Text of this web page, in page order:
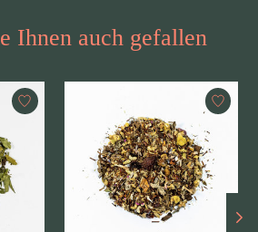
Ihnen auch gefallen